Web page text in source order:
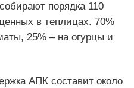
порядка 110
в теплицах. 70%
25% – на огурцы и
АПК составит около